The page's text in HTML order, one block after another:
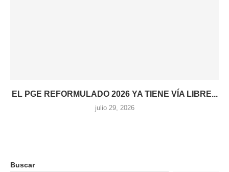
EL PGE REFORMULADO 2026 YA TIENE VÍA LIBRE...
julio 29, 2026
Buscar